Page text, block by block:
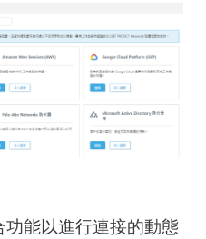
能以進行連接的動態